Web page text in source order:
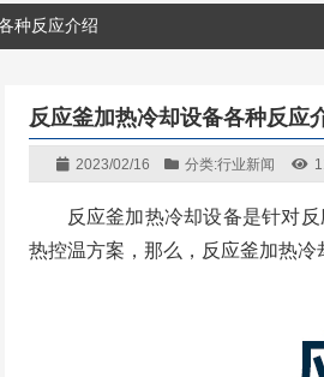
种反应介绍
反应釜加热冷却设备各种反应
2023/02/16 分类:行业新闻
反应釜加热冷却设备是针对
热控温方案，那么，反应釜加热